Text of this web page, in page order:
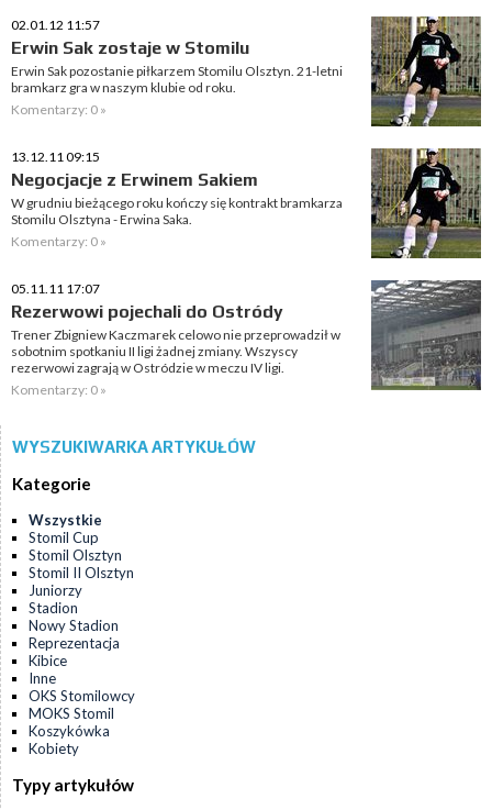
02.01.12 11:57
Erwin Sak zostaje w Stomilu
Erwin Sak pozostanie piłkarzem Stomilu Olsztyn. 21-letni
bramkarz gra w naszym klubie od roku.
Komentarzy: 0 »
13.12.11 09:15
Negocjacje z Erwinem Sakiem
W grudniu bieżącego roku kończy się kontrakt bramkarza
Stomilu Olsztyna - Erwina Saka.
Komentarzy: 0 »
05.11.11 17:07
Rezerwowi pojechali do Ostródy
Trener Zbigniew Kaczmarek celowo nie przeprowadził w
sobotnim spotkaniu II ligi żadnej zmiany. Wszyscy
rezerwowi zagrają w Ostródzie w meczu IV ligi.
Komentarzy: 0 »
WYSZUKIWARKA ARTYKUŁÓW
Kategorie
Wszystkie
Stomil Cup
Stomil Olsztyn
Stomil II Olsztyn
Juniorzy
Stadion
Nowy Stadion
Reprezentacja
Kibice
Inne
OKS Stomilowcy
MOKS Stomil
Koszykówka
Kobiety
Typy artykułów